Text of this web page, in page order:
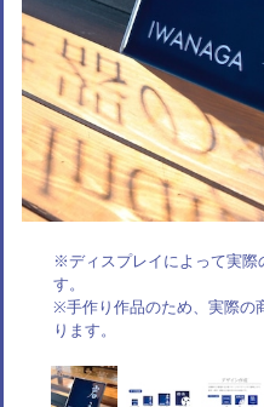
※ディスプレイによって実際
す。
※手作り作品のため、実際の
ります。